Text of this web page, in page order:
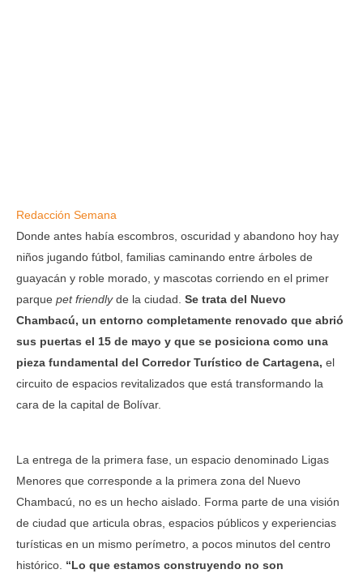
Redacción Semana
Donde antes había escombros, oscuridad y abandono hoy hay
niños jugando fútbol, familias caminando entre árboles de
guayacán y roble morado, y mascotas corriendo en el primer
parque pet friendlyde la ciudad. Se trata del Nuevo
Chambacú, un entorno completamente renovado que abrió
sus puertas el 15 de mayo y que se posiciona como una
pieza fundamental del Corredor Turístico de Cartagena, el
circuito de espacios revitalizados que está transformando la
cara de la capital de Bolívar.
La entrega de la primera fase, un espacio denominado Ligas
Menores que corresponde a la primera zona del Nuevo
Chambacú, no es un hecho aislado. Forma parte de una visión
de ciudad que articula obras, espacios públicos y experiencias
turísticas en un mismo perímetro, a pocos minutos del centro
histórico. “Lo que estamos construyendo no son